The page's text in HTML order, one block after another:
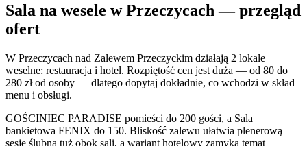
Sala na wesele w Przeczycach — przegląd
ofert
W Przeczycach nad Zalewem Przeczyckim działają 2 lokale
weselne: restauracja i hotel. Rozpiętość cen jest duża — od 80 do
280 zł od osoby — dlatego dopytaj dokładnie, co wchodzi w skład
menu i obsługi.
GOŚCINIEC PARADISE pomieści do 200 gości, a Sala
bankietowa FENIX do 150. Bliskość zalewu ułatwia plenerową
sesję ślubną tuż obok sali, a wariant hotelowy zamyka temat